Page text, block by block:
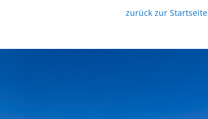
zurück zur Startseite